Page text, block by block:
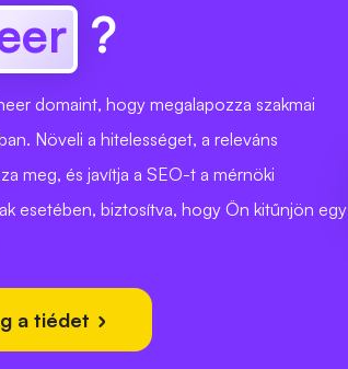
?
domaint, hogy megalapozza szakmai
Növeli a hitelességet, a releváns
meg, és javítja a SEO-t a mérnöki
esetében, biztosítva, hogy Ön kitűnjön egy
a tiédet